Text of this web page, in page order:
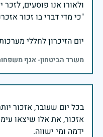
יום הזיכרון לחללי
משרד הביטחון- אגף
אזכור, את אלו שיצאו